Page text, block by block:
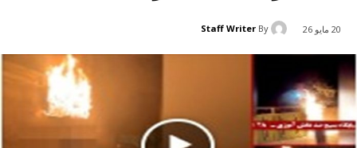
20 مايو 26 By
Staff Writer